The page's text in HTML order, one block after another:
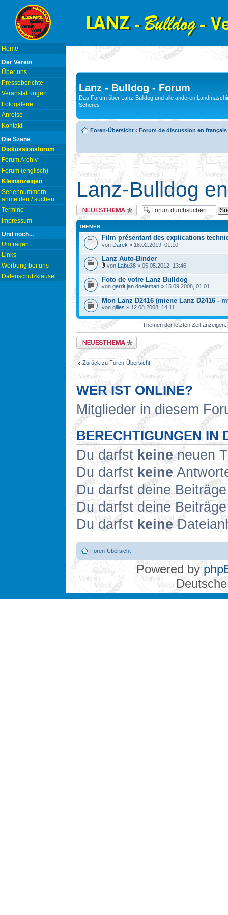
Home
Der Verein
Über uns
Presseberichte
Veranstaltungen
Fotogalerie
Anreise
Kontakt
Die Szene
Diskussionsforum
Forum Archiv
Forum (englisch)
Kleinanzeigen
Seriennummern
anmelden / suchen
Termine
Impressum
Und noch...
Umfragen
Links
Werbung bei uns
Datenschutzklausel
Lanz - Bulldog - Forum
Das Forum über Lanz-Bulldog und alle anderen
Scheres
Foren-Übersicht ‹ Forum de discussion en français
Lanz-Bulldog
Neues Thema erstellen
THEMEN
Film présentant des explications
von Darek » 18.02.2019, 01:10
Lanz Auto-Binder
von Labu38 » 05.05.2012, 13:46
Foto de votre Lanz Bulldog
von gerrit jan doeleman » 15.09.2008, 01:01
Mon Lanz D2416 (miene Lanz D2416 -
von gilles » 12.08.2008, 14:11
Themen der letzten Zeit anzeigen:
Neues Thema erstellen
Zurück zu Foren-Übersicht
WER IST ONLINE?
Mitglieder in diesem
BERECHTIGUNGEN IN
Du darfst keineneuen
Du darfst keine
Du darfst deine
Du darfst deine
Du darfst keine
Foren-Übersicht
Powered by